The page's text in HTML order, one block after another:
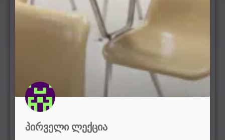
ᲞᲘᲠᲕᲔᲚᲘ ᲚᲔᲥᲪᲘᲐ